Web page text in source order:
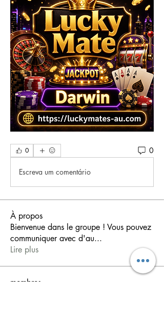
0 0
Escreva um comentário
À propos
Bienvenue dans le groupe ! Vous pouvez
communiquer avec d'au...
Lire plus
membres